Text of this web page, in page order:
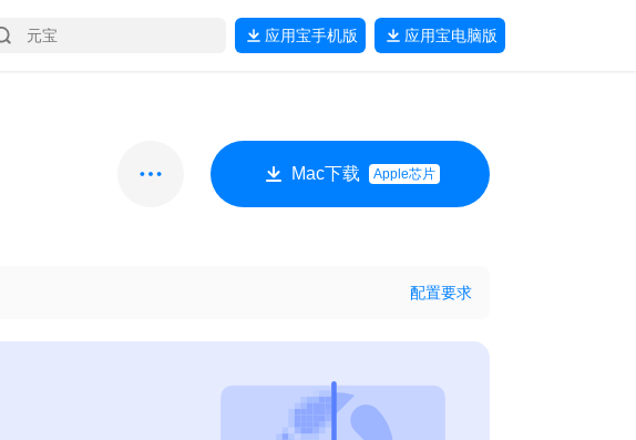
应用宝手机版 应用宝电脑版
Mac下载 Apple芯片
配置要求